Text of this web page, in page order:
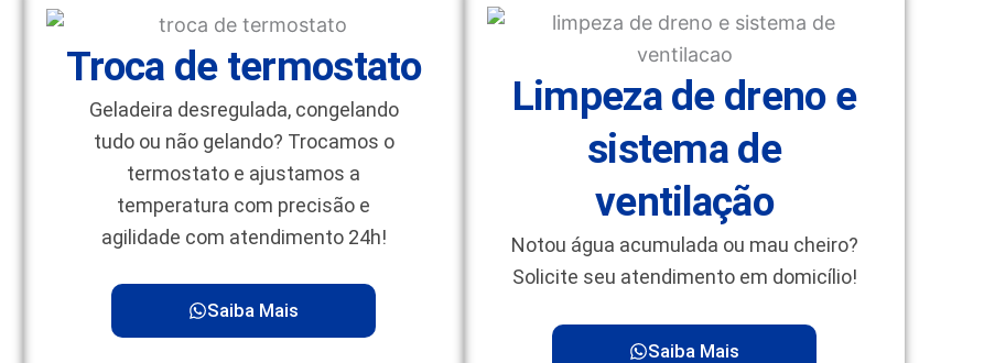
Troca de termostato
Geladeira desregulada, congelando
tudo ou não gelando? Trocamos o
termostato e ajustamos a
temperatura com precisão e
agilidade com atendimento 24h!
Saiba Mais
Limpeza de dreno e
sistema de
ventilação
Notou água acumulada ou mau cheiro?
Solicite seu atendimento em domicílio!
Saiba Mais